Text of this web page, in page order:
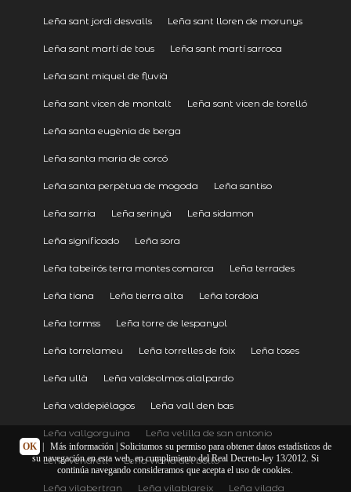
Leña sant jordi desvalls Leña sant lloren de morunys
Leña sant martí de tous Leña sant martí sarroca
Leña sant miquel de fluvià
Leña sant vicen de montalt Leña sant vicen de torelló
Leña santa eugènia de berga
Leña santa maria de corcó
Leña santa perpètua de mogoda Leña santiso
Leña sarria Leña serinyà Leña sidamon
Leña significado Leña sora
Leña tabeirós terra montes comarca Leña terrades
Leña tiana Leña tierra alta Leña tordoia
Leña tormss Leña torre de lespanyol
Leña torrelameu Leña torrelles de foix Leña toses
Leña ullà Leña valdeolmos alalpardo
Leña valdepiélagos Leña vall den bas
Leña vallgorguina Leña velilla de san antonio
Leña vendrell Leña viana del bollo
Leña vilabertran Leña vilablareix Leña vilada
OK Más información| Solicitamos su permiso para obtener datos estadísticos de
su navegación en esta web, en cumplimiento del Real Decreto-ley 13/2012. Si
continúa navegando consideramos que acepta el uso de cookies.